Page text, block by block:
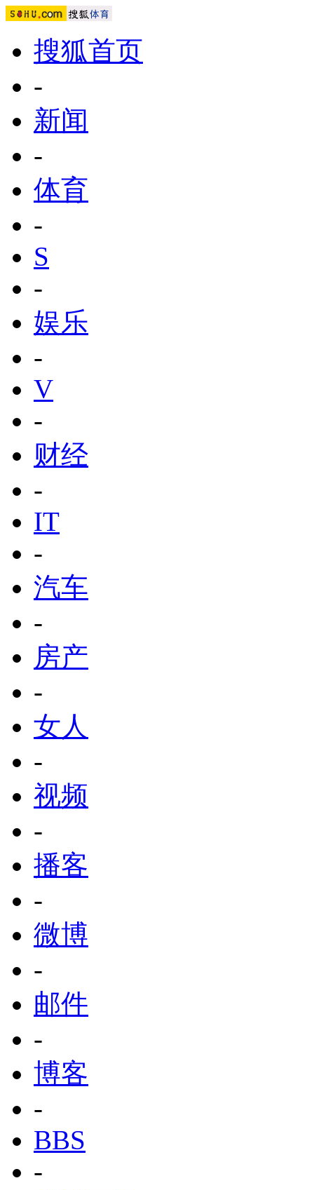
搜狐首页
-
新闻
-
体育
-
S
-
娱乐
-
V
-
财经
-
IT
-
汽车
-
房产
-
女人
-
视频
-
播客
-
微博
-
邮件
-
博客
-
BBS
-